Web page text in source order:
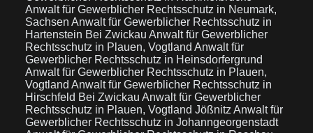
Anwalt für Gewerblicher Rechtsschutz in Neumark,
Sachsen Anwalt für Gewerblicher Rechtsschutz in
Hartenstein Bei Zwickau Anwalt für Gewerblicher
Rechtsschutz in Plauen, Vogtland Anwalt für
Gewerblicher Rechtsschutz in Heinsdorfergrund
Anwalt für Gewerblicher Rechtsschutz in Plauen,
Vogtland Anwalt für Gewerblicher Rechtsschutz in
Hirschfeld Bei Zwickau Anwalt für Gewerblicher
Rechtsschutz in Plauen, Vogtland Jößnitz Anwalt für
Gewerblicher Rechtsschutz in Johanngeorgenstadt